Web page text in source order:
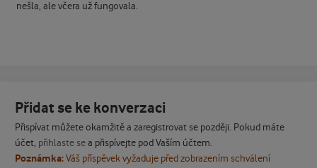
nešla, ale včera už fungovala.
Přidat se ke konverzaci
Přispívat můžete okamžitě a zaregistrovat se později. Pokud máte
účet, přihlaste sea přispívejte pod Vaším účtem.
Poznámka:Váš příspěvek vyžaduje před zobrazením schválení